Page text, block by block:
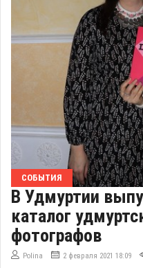
СОБЫТИЯ
В Удмуртии
каталог
фотографов
Polina 2 февраля 2021 18:09